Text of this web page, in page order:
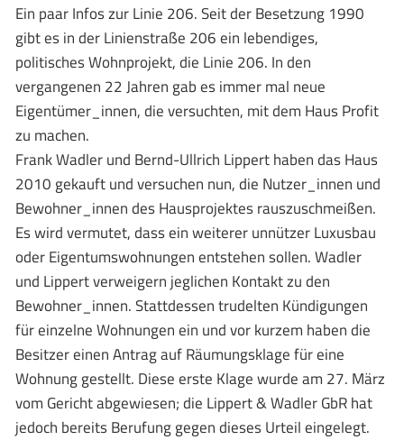
Ein paar Infos zur Linie 206. Seit der Besetzung 1990
gibt es in der Linienstraße 206 ein lebendiges,
politisches Wohnprojekt, die Linie 206. In den
vergangenen 22 Jahren gab es immer mal neue
Eigentümer_innen, die versuchten, mit dem Haus Profit
zu machen.
Frank Wadler und Bernd-Ullrich Lippert haben das Haus
2010 gekauft und versuchen nun, die Nutzer_innen und
Bewohner_innen des Hausprojektes rauszuschmeißen.
Es wird vermutet, dass ein weiterer unnützer Luxusbau
oder Eigentumswohnungen entstehen sollen. Wadler
und Lippert verweigern jeglichen Kontakt zu den
Bewohner_innen. Stattdessen trudelten Kündigungen
für einzelne Wohnungen ein und vor kurzem haben die
Besitzer einen Antrag auf Räumungsklage für eine
Wohnung gestellt. Diese erste Klage wurde am 27. März
vom Gericht abgewiesen; die Lippert & Wadler GbR hat
jedoch bereits Berufung gegen dieses Urteil eingelegt.